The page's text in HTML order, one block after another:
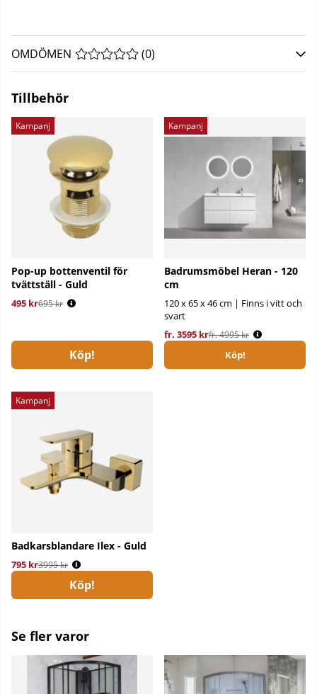
OMDÖMEN MEDELBETYG 0 AV 5 ANTAL BETYG 0
(0)
Tillbehör
Kampanj
Pop-up bottenventil för
tvättställ - Guld
495 kr
Ordinarie pris:
695 kr
Köp!
Kampanj
Badrumsmöbel Heran - 120
cm
120 x 65 x 46 cm | Finns i vitt och
svart
fr. 3595 kr
Ordinarie pris:fr. 4995 kr
Köp!
Kampanj
Badkarsblandare Ilex - Guld
795 kr
Ordinarie pris:
3995 kr
Köp!
Se fler varor